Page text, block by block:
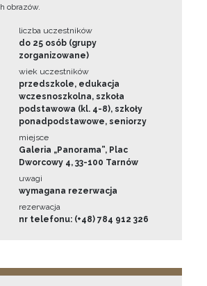
obrazów.
liczba uczestników
do 25 osób (grupy
zorganizowane)
wiek uczestników
przedszkole, edukacja
wczesnoszkolna, szkoła
podstawowa (kl. 4-8), szkoły
ponadpodstawowe, seniorzy
miejsce
Galeria „Panorama”, Plac
Dworcowy 4, 33-100 Tarnów
uwagi
wymagana rezerwacja
rezerwacja
nr telefonu: (+48) 784 912 326